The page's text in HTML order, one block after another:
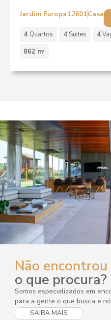
Jardim Europa 12601Casa
4 Quartos 4 Suites 4
862 m2
Não encontrou
o que procura?
Somos especializados em
para a gente o que busca e
SAIBA MAIS